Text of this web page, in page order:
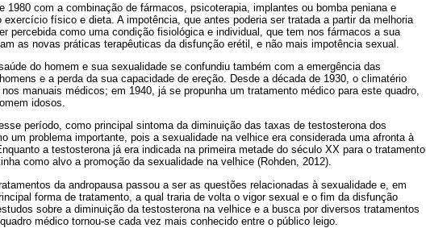
1980 com a combinação de fármacos, psicoterapia, implantes ou bomba peniana e
físico e dieta. A impotência, que antes poderia ser tratada a partir da melhoria
percebida como uma condição fisiológica e individual, que tem nos fármacos a sua
as novas práticas terapêuticas da disfunção erétil, e não mais impotência sexual.
do homem e sua sexualidade se confundiu também com a emergência das
e a perda da sua capacidade de ereção. Desde a década de 1930, o climatério
manuais médicos; em 1940, já se propunha um tratamento médico para este quadro,
idosos.
período, como principal sintoma da diminuição das taxas de testosterona dos
um problema importante, pois a sexualidade na velhice era considerada uma afronta à
a testosterona já era indicada na primeira metade do século XX para o tratamento
como alvo a promoção da sexualidade na velhice (Rohden, 2012).
da andropausa passou a ser as questões relacionadas à sexualidade e, em
forma de tratamento, a qual traria de volta o vigor sexual e o fim da disfunção
sobre a diminuição da testosterona na velhice e a busca por diversos tratamentos
médico tornou-se cada vez mais conhecido entre o público leigo.